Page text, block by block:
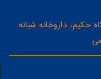
حکیم، داروخانه شبانه